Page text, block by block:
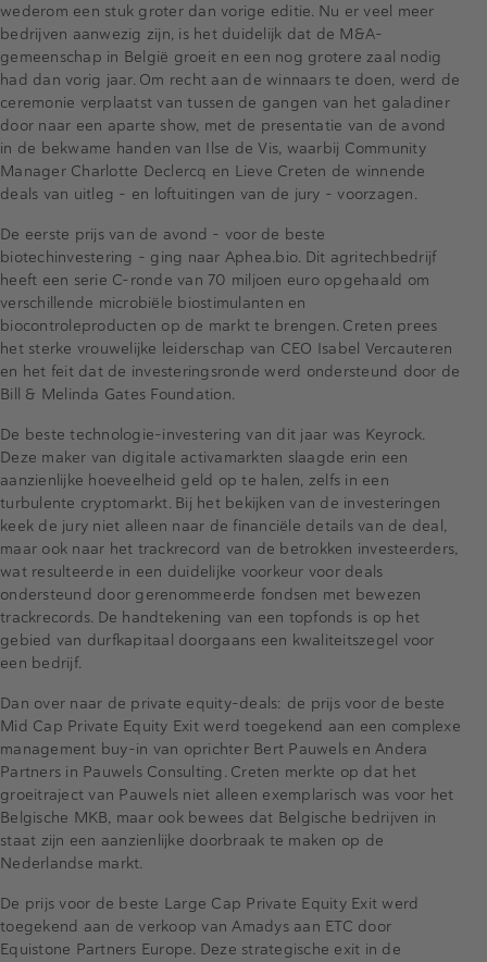
wederom een stuk groter dan vorige editie. Nu er veel meer
bedrijven aanwezig zijn, is het duidelijk dat de M&A-
gemeenschap in België groeit en een nog grotere zaal nodig
had dan vorig jaar. Om recht aan de winnaars te doen, werd de
ceremonie verplaatst van tussen de gangen van het galadiner
door naar een aparte show, met de presentatie van de avond
in de bekwame handen van Ilse de Vis, waarbij Community
Manager Charlotte Declercq en Lieve Creten de winnende
deals van uitleg – en loftuitingen van de jury - voorzagen.
De eerste prijs van de avond – voor de beste
biotechinvestering – ging naar Aphea.bio. Dit agritechbedrijf
heeft een serie C-ronde van 70 miljoen euro opgehaald om
verschillende microbiële biostimulanten en
biocontroleproducten op de markt te brengen. Creten prees
het sterke vrouwelijke leiderschap van CEO Isabel Vercauteren
en het feit dat de investeringsronde werd ondersteund door de
Bill & Melinda Gates Foundation.
De beste technologie-investering van dit jaar was Keyrock.
Deze maker van digitale activamarkten slaagde erin een
aanzienlijke hoeveelheid geld op te halen, zelfs in een
turbulente cryptomarkt. Bij het bekijken van de investeringen
keek de jury niet alleen naar de financiële details van de deal,
maar ook naar het trackrecord van de betrokken investeerders,
wat resulteerde in een duidelijke voorkeur voor deals
ondersteund door gerenommeerde fondsen met bewezen
trackrecords. De handtekening van een topfonds is op het
gebied van durfkapitaal doorgaans een kwaliteitszegel voor
een bedrijf.
Dan over naar de private equity-deals: de prijs voor de beste
Mid Cap Private Equity Exit werd toegekend aan een complexe
management buy-in van oprichter Bert Pauwels en Andera
Partners in Pauwels Consulting. Creten merkte op dat het
groeitraject van Pauwels niet alleen exemplarisch was voor het
Belgische MKB, maar ook bewees dat Belgische bedrijven in
staat zijn een aanzienlijke doorbraak te maken op de
Nederlandse markt.
De prijs voor de beste Large Cap Private Equity Exit werd
toegekend aan de verkoop van Amadys aan ETC door
Equistone Partners Europe. Deze strategische exit in de